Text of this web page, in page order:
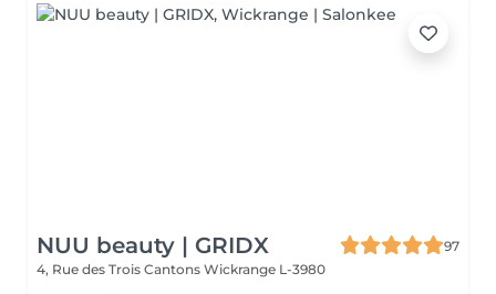
NUU beauty | GRIDX
97
4, Rue des Trois Cantons Wickrange L-3980